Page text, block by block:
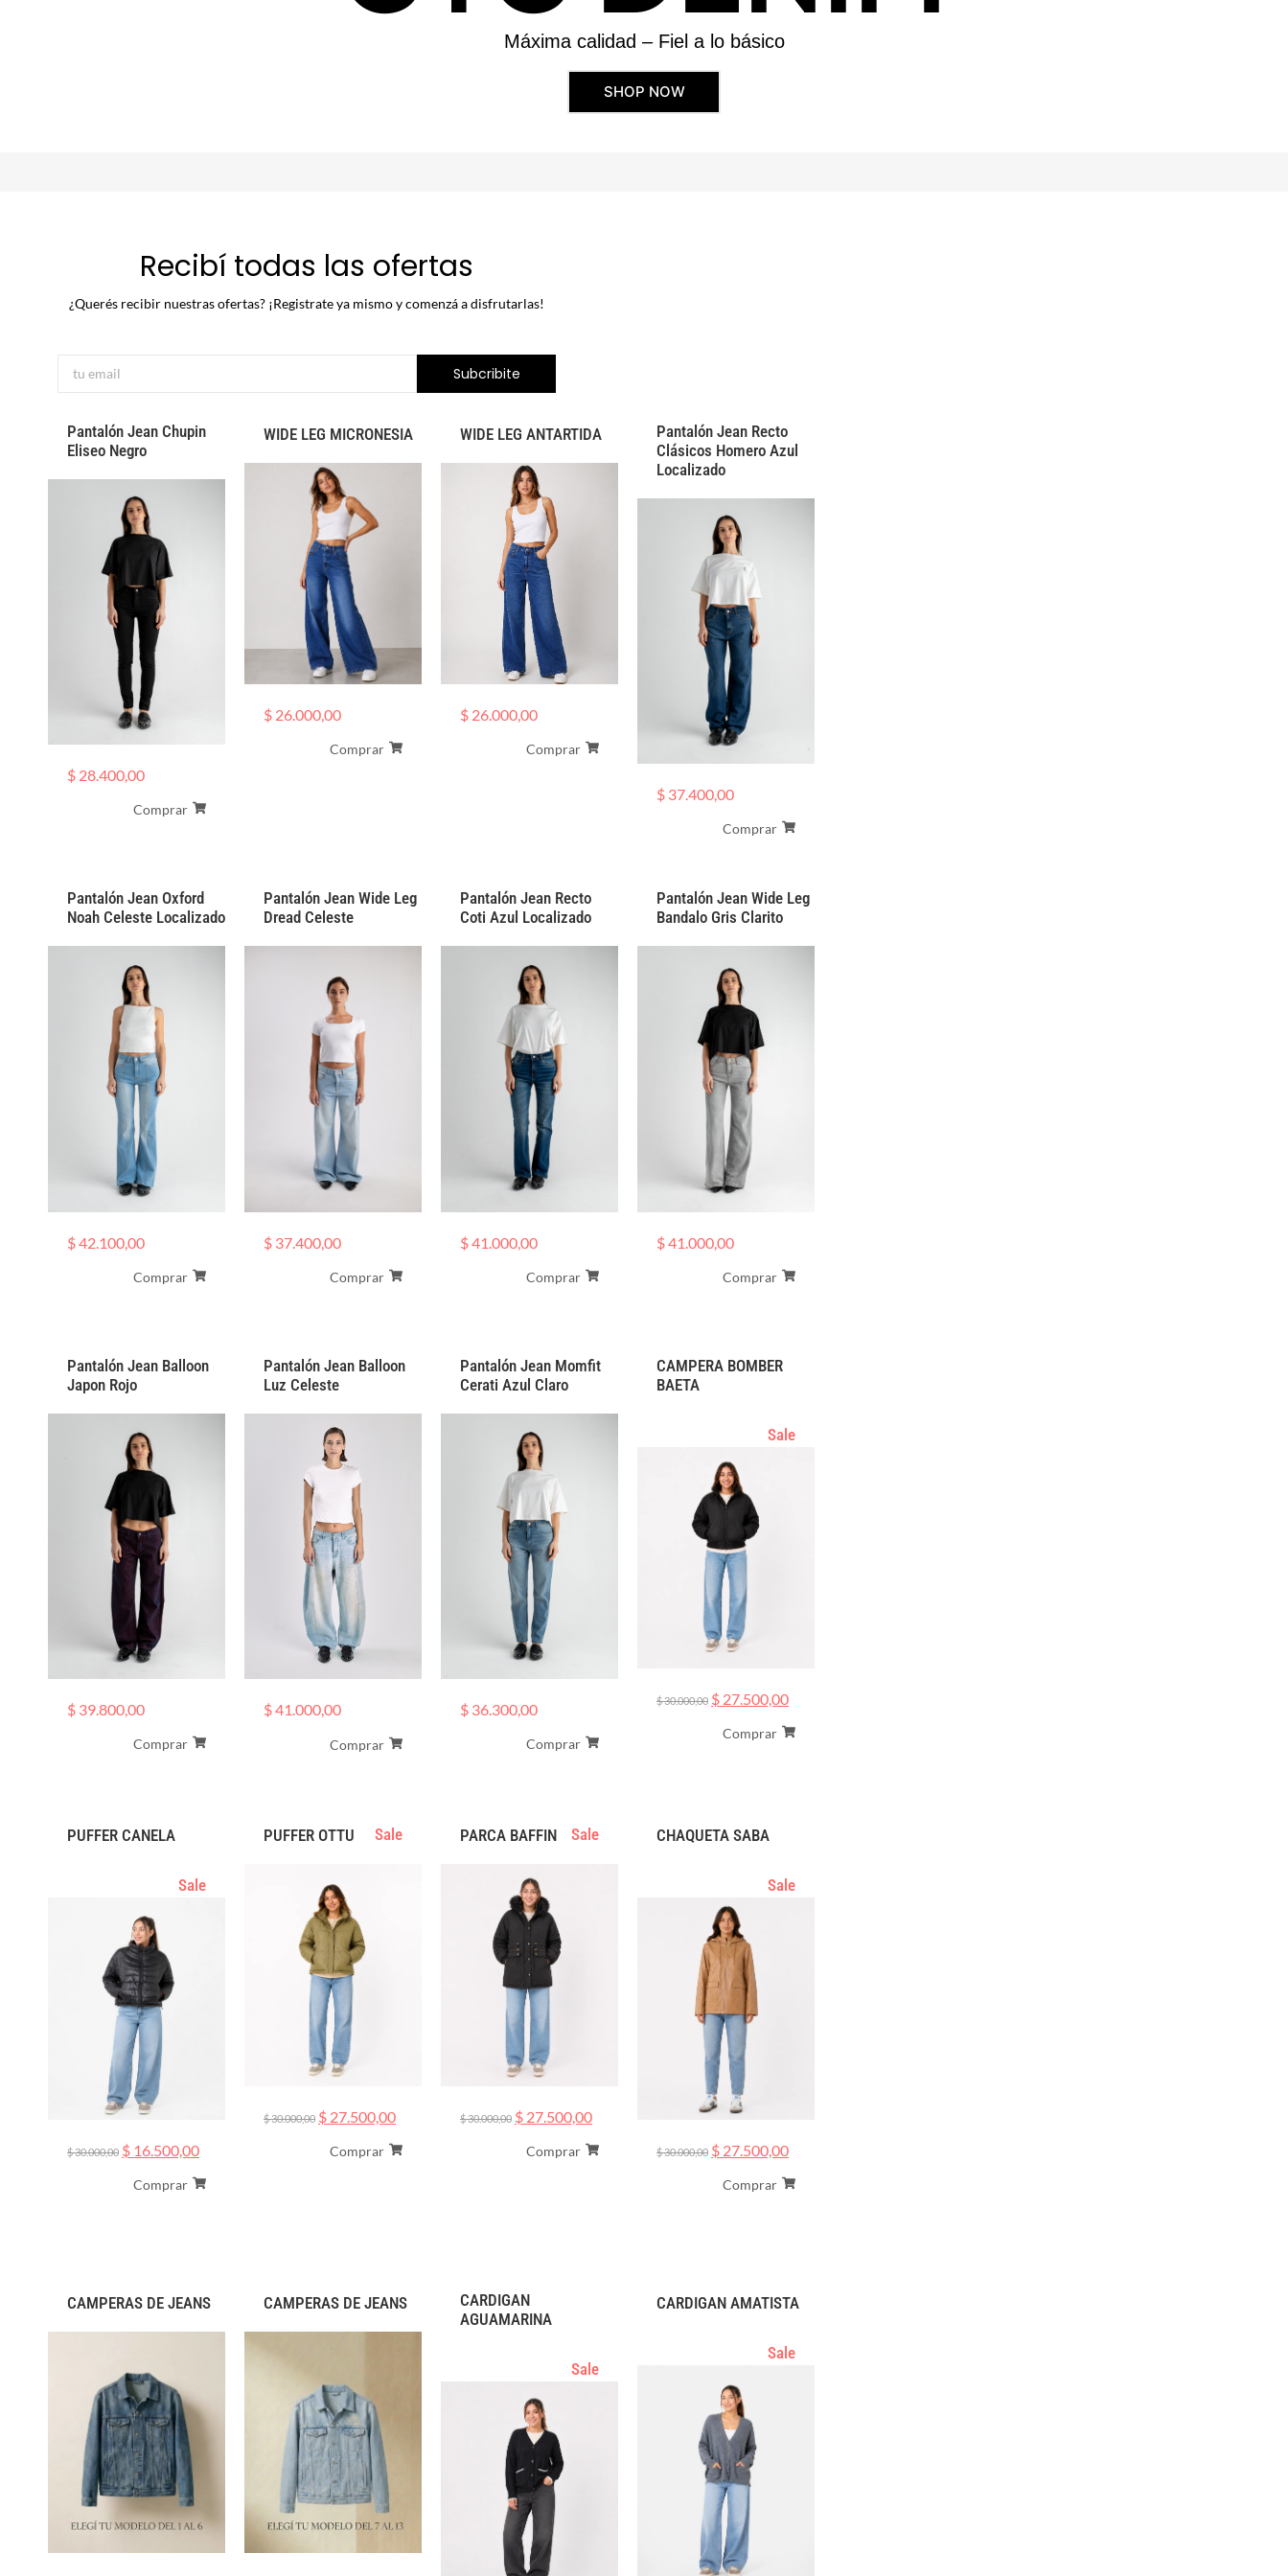
Máxima calidad – Fiel a lo básico
SHOP NOW
Recibí todas las ofertas
¿Querés recibir nuestras ofertas? ¡Registrate ya mismo y comenzá a disfrutarlas!
Subcribite
Pantalón Jean Chupin
Eliseo Negro
$ 28.400,00
Comprar
WIDE LEG MICRONESIA
$ 26.000,00
Comprar
WIDE LEG ANTARTIDA
$ 26.000,00
Comprar
Pantalón Jean Recto
Clásicos Homero Azul
Localizado
$37.400,00
Comprar
Pantalón Jean Oxford
Noah Celeste Localizado
$42.100,00
Comprar
Pantalón Jean Wide Leg
Dread Celeste
$ 37.400,00
Comprar
Pantalón Jean Recto
Coti Azul Localizado
$41.000,00
Comprar
Pantalón Jean Wide Leg
Bandalo Gris Clarito
$41.000,00
Comprar
Pantalón Jean Balloon
Japon Rojo
$ 39.800,00
Comprar
Pantalón Jean Balloon
Luz Celeste
$41.000,00
Comprar
Pantalón Jean Momfit
Cerati Azul Claro
$ 36.300,00
Comprar
CAMPERA BOMBER
BAETA
Sale
$30.000,00 $27.500,00
Comprar
PUFFER CANELA
Sale
$30.000,00 $ 16.500,00
Comprar
PUFFER OTTU Sale
$30.000,00 $ 27.500,00
Comprar
PARCA BAFFIN Sale
$30.000,00 $ 27.500,00
Comprar
CHAQUETA SABA
Sale
$30.000,00 $27.500,00
Comprar
CAMPERAS DE JEANS CAMPERAS DE JEANS
CARDIGAN
AGUAMARINA
Sale
CARDIGAN AMATISTA
Sale